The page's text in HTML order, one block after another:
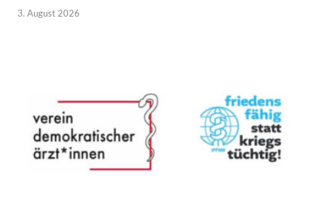
3. August 2026